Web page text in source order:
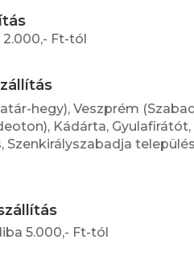
Ft-tól
hegy), Veszprém
Kádárta, Gyulafirátót,
Szenkirályszabadja
5.000,- Ft-tól